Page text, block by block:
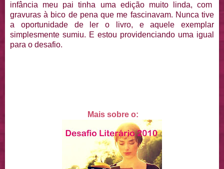
infância meu pai tinha uma edição muito linda, com
gravuras à bico de pena que me fascinavam. Nunca tive
a oportunidade de ler o livro, e aquele exemplar
simplesmente sumiu. E estou providenciando uma igual
para o desafio.
Mais sobre o: